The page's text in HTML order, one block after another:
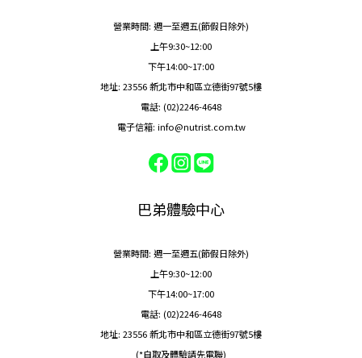
營業時間: 週一至週五(節假日除外)
上午9:30~12:00
下午14:00~17:00
地址: 23556 新北市中和區立德街97號5樓
電話: (02)2246-4648
電子信箱: info@nutrist.com.tw
巴弟體驗中心
營業時間: 週一至週五(節假日除外)
上午9:30~12:00
下午14:00~17:00
電話: (02)2246-4648
地址: 23556 新北市中和區立德街97號5樓
(*自取及體驗請先電聯)